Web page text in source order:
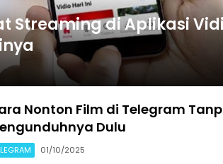
Streaming di Aplikasi
Nonton Film di Telegram
Dulu
01/10/2025